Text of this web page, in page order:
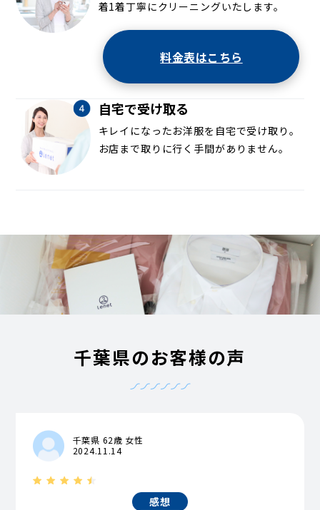
着1着丁寧にクリーニングいたします。
料金表はこちら
自宅で受け取る
キレイになったお洋服を自宅で受け取り。
お店まで取りに行く手間がありません。
千葉県のお客様の声
千葉県 62歳 女性
2024.11.14
感想